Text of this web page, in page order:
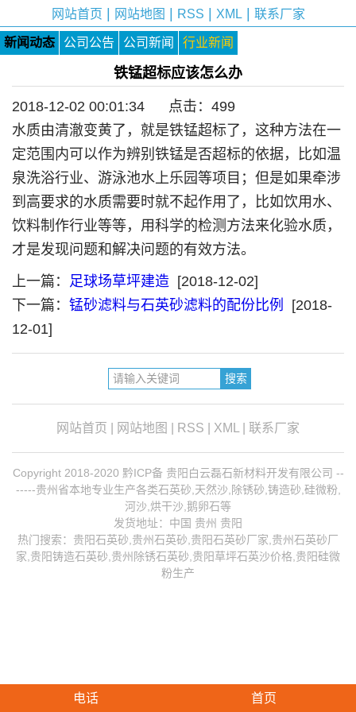
网站首页 网站地图 RSS XML| 联系厂家
新闻动态 公司公告 公司新闻 行业新闻
铁锰超标应该怎么办
2018-12-02 00:01:34 点击： 499
水质由清澈变黄了，就是铁锰超标了，这种方法在一
定范围内可以作为辨别铁锰是否超标的依据，比如温
泉洗浴行业、游泳池水上乐园等项目；但是如果牵涉
到高要求的水质需要时就不起作用了，比如饮用水、
饮料制作行业等等，用科学的检测方法来化验水质，
才是发现问题和解决问题的有效方法。
上一篇： 足球场草坪建造
[2018-12-02]
下一篇： 锰砂滤料与石英砂滤料的配份比例
[2018-
12-01]
网站首页 网站地图 RSS XML 联系厂家
Copyright 2018-2020 黔ICP备 贵阳白云磊石新材料开发有限公司 --
-----贵州省本地专业生产各类石英砂,天然沙,除锈砂,铸造砂,硅微粉,
河沙,烘干沙,鹅卵石等
发货地址：中国 贵州 贵阳
热门搜索： 贵阳石英砂 ,贵州石英砂,贵阳石英砂厂家, 贵州石英砂厂
家 贵阳铸造石英砂 贵州除锈石英砂 ,贵阳草坪石英沙价格,贵阳硅微
粉生产
电话 首页